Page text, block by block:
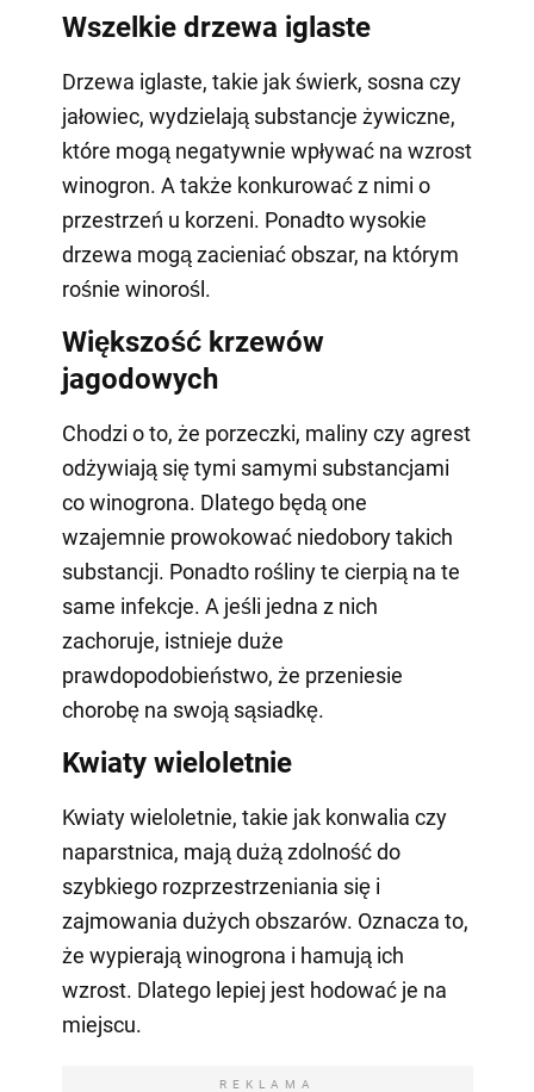
Wszelkie drzewa iglaste
Drzewa iglaste, takie jak świerk, sosna czy
jałowiec, wydzielają substancje żywiczne,
które mogą negatywnie wpływać na wzrost
winogron. A także konkurować z nimi o
przestrzeń u korzeni. Ponadto wysokie
drzewa mogą zacieniać obszar, na którym
rośnie winorośl.
Większość krzewów
jagodowych
Chodzi o to, że porzeczki, maliny czy agrest
odżywiają się tymi samymi substancjami
co winogrona. Dlatego będą one
wzajemnie prowokować niedobory takich
substancji. Ponadto rośliny te cierpią na te
same infekcje. A jeśli jedna z nich
zachoruje, istnieje duże
prawdopodobieństwo, że przeniesie
chorobę na swoją sąsiadkę.
Kwiaty wieloletnie
Kwiaty wieloletnie, takie jak konwalia czy
naparstnica, mają dużą zdolność do
szybkiego rozprzestrzeniania się i
zajmowania dużych obszarów. Oznacza to,
że wypierają winogrona i hamują ich
wzrost. Dlatego lepiej jest hodować je na
miejscu.
REKLAMA